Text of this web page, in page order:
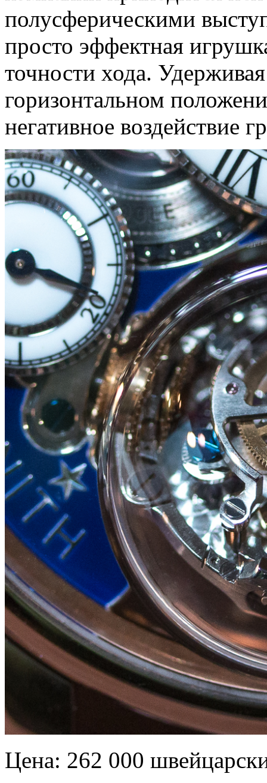
полусферическими
просто эффектная
точности хода.
горизонтальном
негативное воздействие
Цена: 262 000